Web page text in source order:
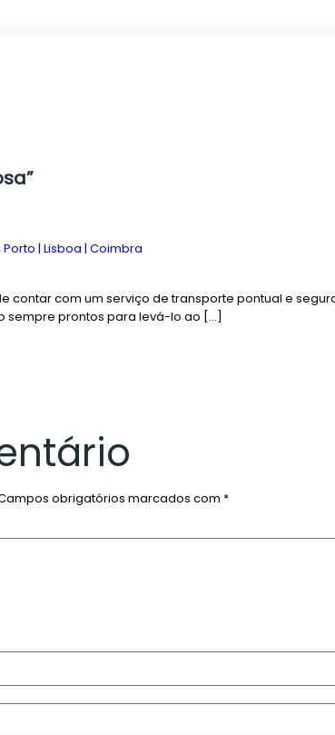
| Lisboa | Coimbra
contar com um serviço de transporte pontual e
sempre prontos para levá-lo ao […]
obrigatórios marcados com *